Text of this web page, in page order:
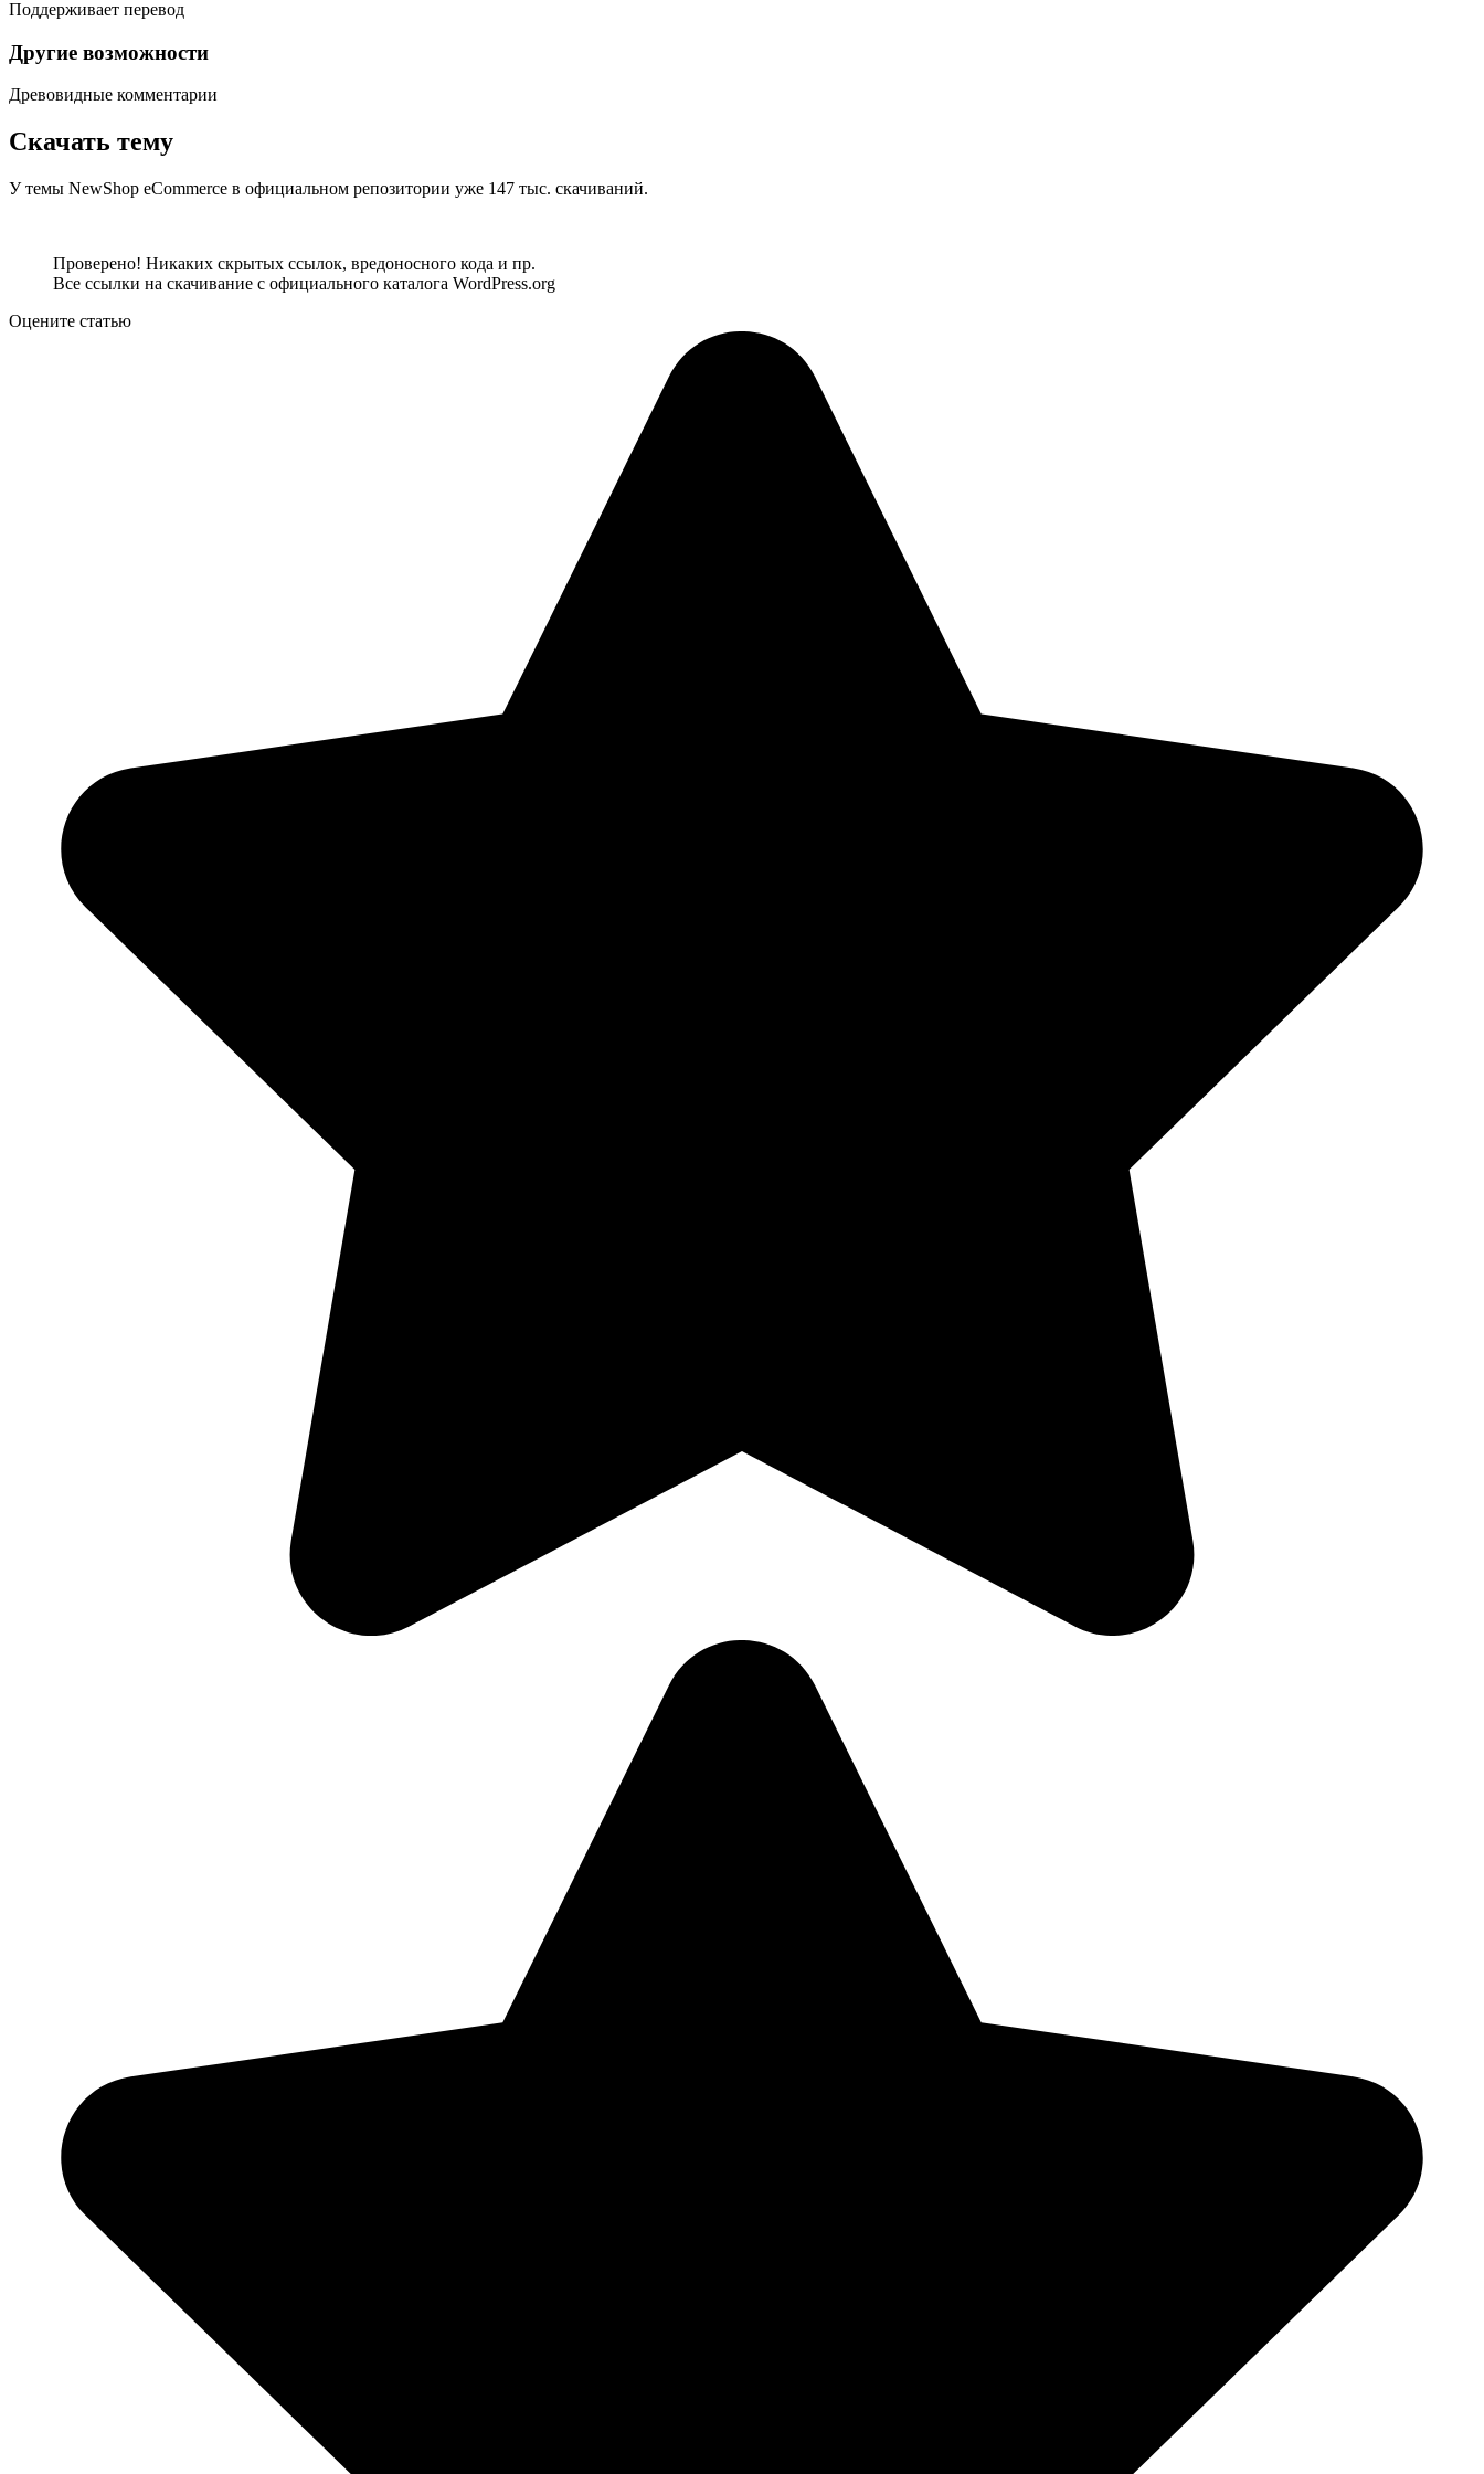
Поддерживает перевод
Другие возможности
Древовидные комментарии
Скачать тему
У темы NewShop eCommerce в официальном репозитории уже 147 тыс. скачиваний.
Проверено! Никаких скрытых ссылок, вредоносного кода и пр.
Все ссылки на скачивание с официального каталога WordPress.org
Оцените статью